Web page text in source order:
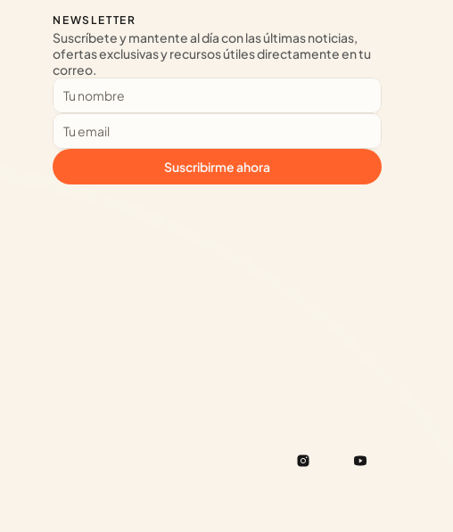
NEWSLETTER
Suscríbete y mantente al día con las últimas noticias,
ofertas exclusivas y recursos útiles directamente en tu
correo.
Suscribirme ahora